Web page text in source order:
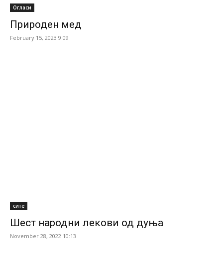
Огласи
Природен мед
February 15, 2023 9:09
сите
Шест народни лекови од дуња
November 28, 2022 10:13